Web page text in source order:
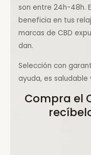
son entre 24h-48h.
beneficia en tus
marcas de CBD
dan.
Selección con
ayuda, es saludable
Compra el